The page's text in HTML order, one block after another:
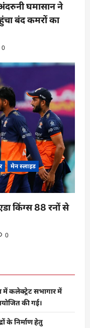
घमासान ने
बंद कमरों का
0
मेन स्लाइड
किंग्स 88 रनों से
0
में कलेक्ट्रेट सभागार में
की गई।
के निर्माण हेतु